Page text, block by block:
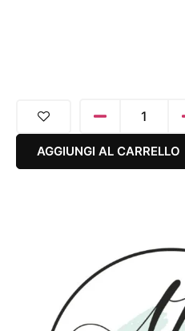
AGGIUNGI AL CARRELLO